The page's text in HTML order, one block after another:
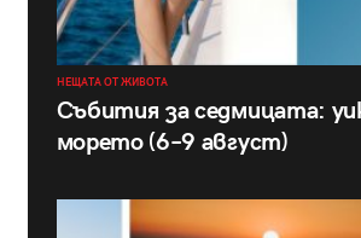
НЕЩАТА ОТ ЖИВОТА
Събития за седмицата:
морето (6–9 август)